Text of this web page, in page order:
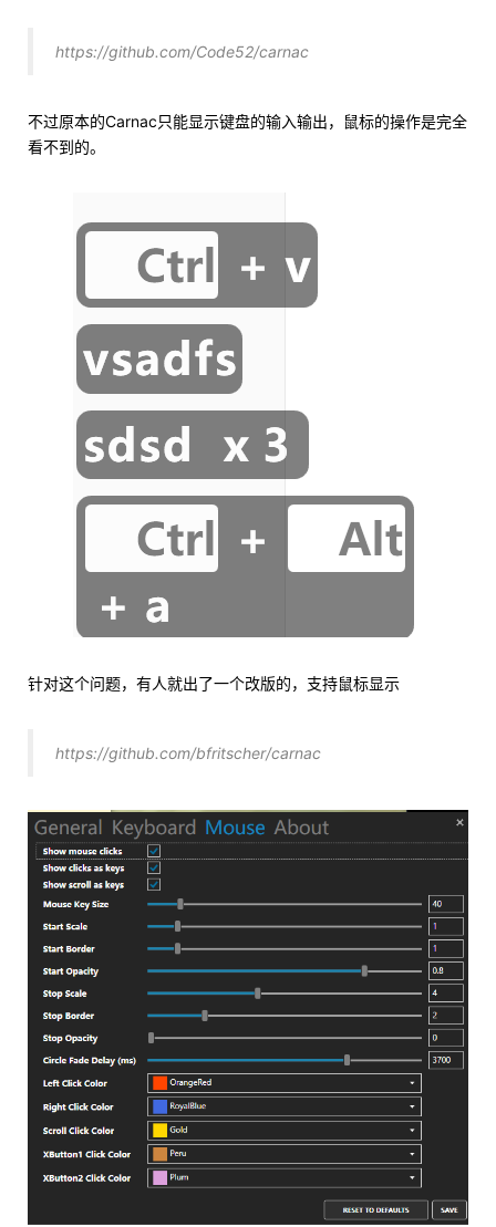
https://github.com/Code52/carnac
不过原本的Carnac只能显示键盘的输入输出，鼠标的操作是完全
看不到的。
针对这个问题，有人就出了一个改版的，支持鼠标显示
https://github.com/bfritscher/carnac